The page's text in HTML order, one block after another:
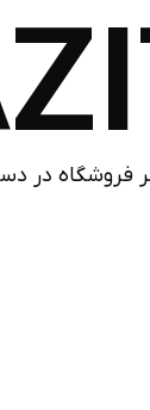
فروشگاه در